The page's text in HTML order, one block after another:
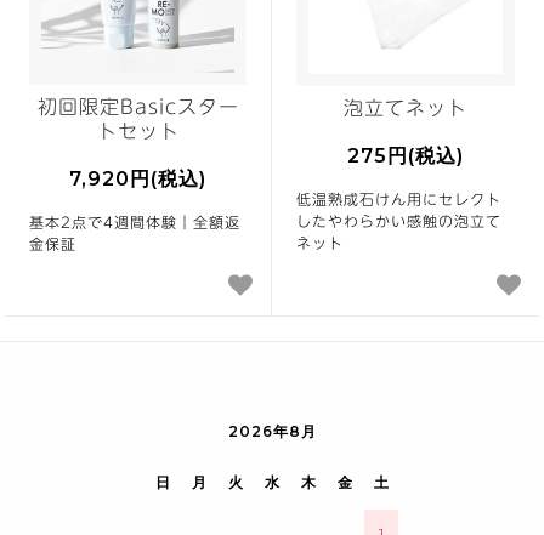
初回限定Basicスター
トセット
7,920円(税込)
基本2点で4週間体験｜全額返
金保証
泡立てネット
275円(税込)
低温熟成石けん用にセレクト
したやわらかい感触の泡立て
ネット
2026年8月
日 月 火 水 木 金 土